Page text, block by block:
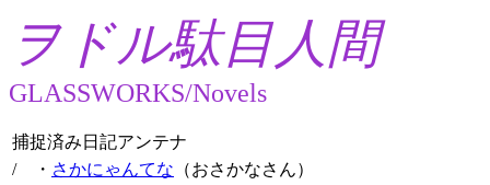
ヲドル駄目人間
GLASSWORKS/Novels
捕捉済み日記アンテナ
/ ・ さかにゃんてな （おさかなさん）